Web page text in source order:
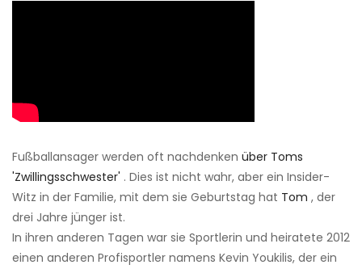
Fußballansager werden oft nachdenken über Toms
'Zwillingsschwester' . Dies ist nicht wahr, aber ein Insider-
Witz in der Familie, mit dem sie Geburtstag hat Tom , der
drei Jahre jünger ist.
In ihren anderen Tagen war sie Sportlerin und heiratete 2012
einen anderen Profisportler namens Kevin Youkilis, der ein